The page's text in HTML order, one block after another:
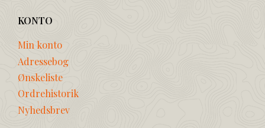
KONTO
Min konto
Adressebog
Ønskeliste
Ordrehistorik
Nyhedsbrev